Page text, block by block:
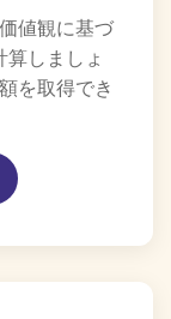
値観に基づ
しましょ
を取得でき